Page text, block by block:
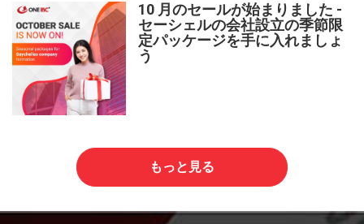
10 月のセールが始まりました -
セーシェルの会社設立の季節限
定パッケージを手に入れましょ
う
もっと見る